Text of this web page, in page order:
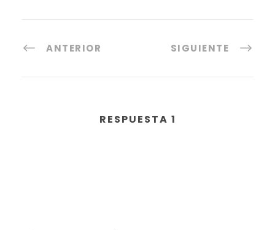
ANTERIOR SIGUIENTE
RESPUESTA 1